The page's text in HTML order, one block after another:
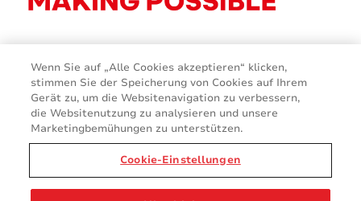
© 2026 Avery Dennison Corporation
Wenn Sie auf „Alle Cookies akzeptieren“ klicken,
stimmen Sie der Speicherung von Cookies auf Ihrem
Gerät zu, um die Websitenavigation zu verbessern,
die Websitenutzung zu analysieren und unsere
Marketingbemühungen zu unterstützen.
Cookie-Einstellungen